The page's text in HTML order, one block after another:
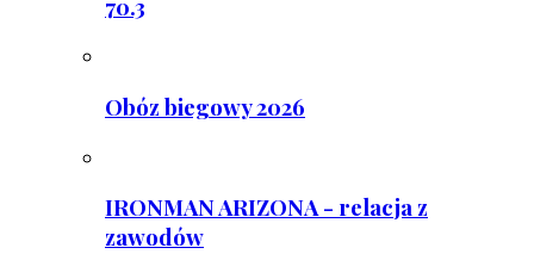
70.3
Obóz biegowy 2026
IRONMAN ARIZONA - relacja z
zawodów